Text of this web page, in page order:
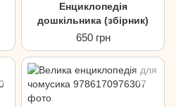
Енциклопедія
дошкільника (збірник)
650 грн